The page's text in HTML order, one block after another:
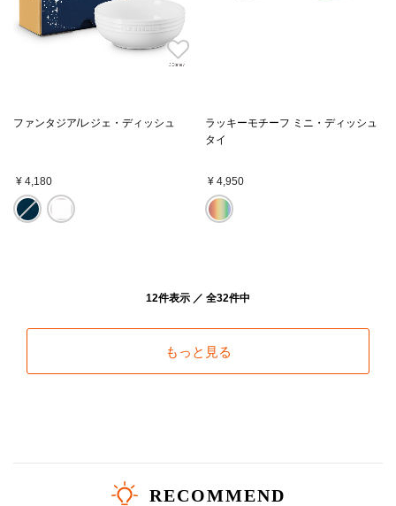
ファンタジア/レジェ・ディッシュ
¥ 4,180
ラッキーモチーフ ミニ・ディッシュ
タイ
¥ 4,950
12件表示 ／ 全32件中
もっと見る
RECOMMEND